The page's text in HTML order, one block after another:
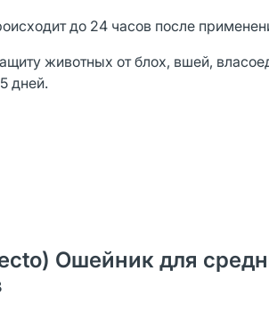
до 24 часов после
животных от блох, вшей,
дней.
Ошейник для